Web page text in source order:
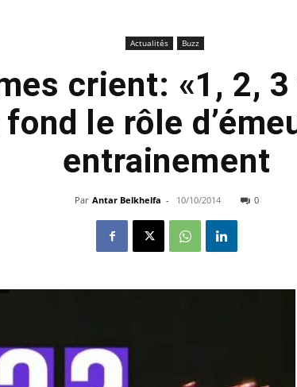
Actualités Buzz
crient: «1, 2, 3
le rôle
entrainement
Par Antar Belkhelfa - 10/10/2014 0